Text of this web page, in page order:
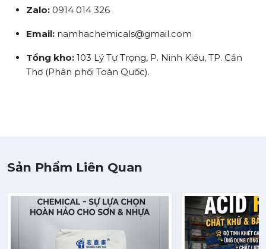
Zalo: 0914 014 326
Email: namhachemicals@gmail.com
Tổng kho: 103 Lý Tự Trọng, P. Ninh Kiều, TP. Cần
Thơ (Phân phối Toàn Quốc).
Sản Phẩm Liên Quan